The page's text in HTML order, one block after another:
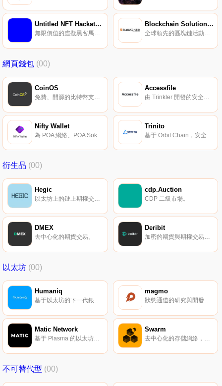
Untitled NFT Hackathon
無限價值的虛擬黑客馬拉松。
Blockchain Solutions Forum
全球領先的區塊鏈活動，激勵區塊鏈項目發展。
網頁錢包 (00)
CoinOS
免費、開源的比特幣支付頁面。
Accessfile
由 Trinkler 開發的安全可用的加密錢包。
Nifty Wallet
為 POA 網絡、POA Sokol 測試網絡提供本機支持。
Trinito
衍生品 (00)
Hegic
以太坊上的鏈上期權交易協議。
cdp.Auction
CDP 二級市場。
DMEX
去中心化的期貨交易。
Deribit
加密的期貨與期權交易平臺。
以太坊 (00)
Humaniq
基于以太坊的下一代銀行平臺。
magmo
狀態通道的研究與開發社區。
Matic Network
基于 Plasma 的以太坊高吞吐量擴展方案。
Swarm
去中心化的存儲網絡，集成于以太坊生態系統。
不可替代型 (00)